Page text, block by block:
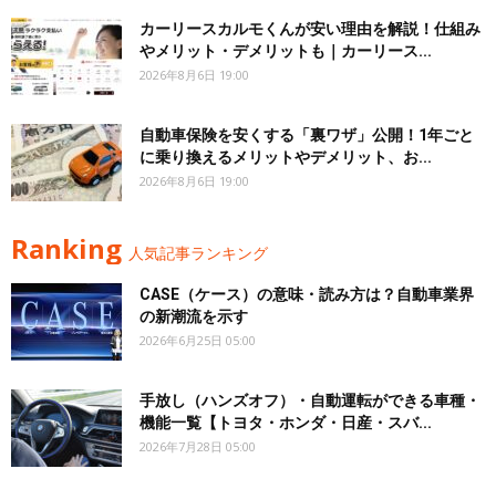
カーリースカルモくんが安い理由を解説！仕組み
やメリット・デメリットも｜カーリース...
2026年8月6日 19:00
自動車保険を安くする「裏ワザ」公開！1年ごと
に乗り換えるメリットやデメリット、お...
2026年8月6日 19:00
Ranking 人気記事ランキング
CASE（ケース）の意味・読み方は？自動車業界
の新潮流を示す
2026年6月25日 05:00
手放し（ハンズオフ）・自動運転ができる車種・
機能一覧【トヨタ・ホンダ・日産・スバ...
2026年7月28日 05:00